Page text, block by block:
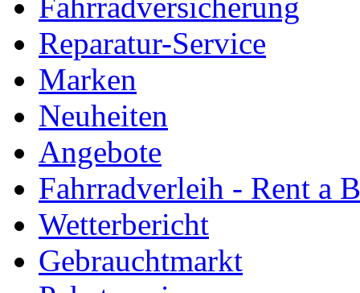
Fahrradversicherung
Reparatur-Service
Marken
Neuheiten
Angebote
Fahrradverleih - Rent a
Wetterbericht
Gebrauchtmarkt